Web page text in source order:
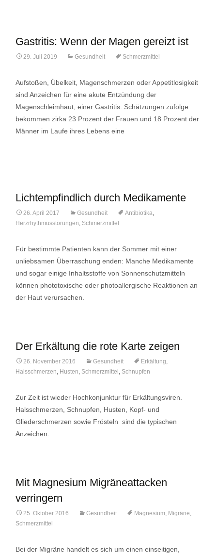
Gastritis: Wenn der Magen gereizt ist
29. Juli 2019 Gesundheit Schmerzmittel
Aufstoßen, Übelkeit, Magenschmerzen oder Appetitlosigkeit
sind Anzeichen für eine akute Entzündung der
Magenschleimhaut, einer Gastritis. Schätzungen zufolge
bekommen zirka 23 Prozent der Frauen und 18 Prozent der
Männer im Laufe ihres Lebens eine
Lichtempfindlich durch Medikamente
26. April 2017 Gesundheit Antibiotika,
Herzrhythmusstörungen, Schmerzmittel
Für bestimmte Patienten kann der Sommer mit einer
unliebsamen Überraschung enden: Manche Medikamente
und sogar einige Inhaltsstoffe von Sonnenschutzmitteln
können phototoxische oder photoallergische Reaktionen an
der Haut verursachen.
Der Erkältung die rote Karte zeigen
26. November 2016 Gesundheit Erkältung,
Halsschmerzen, Husten, Schmerzmittel , Schnupfen
Zur Zeit ist wieder Hochkonjunktur für Erkältungsviren.
Halsschmerzen, Schnupfen, Husten, Kopf- und
Gliederschmerzen sowie Frösteln sind die typischen
Anzeichen.
Mit Magnesium Migräneattacken
verringern
25. Oktober 2016 Gesundheit Magnesium, Migräne,
Schmerzmittel
Bei der Migräne handelt es sich um einen einseitigen,